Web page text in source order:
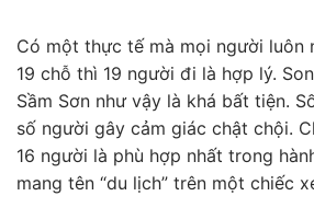
Có một thực tế mà mọi người luôn
19 chỗ thì 19 người đi là hợp lý.
Sầm Sơn như vậy là khá bất tiện.
số người gây cảm giác chật chội.
16 người là phù hợp nhất trong
mang tên “du lịch” trên một chiếc